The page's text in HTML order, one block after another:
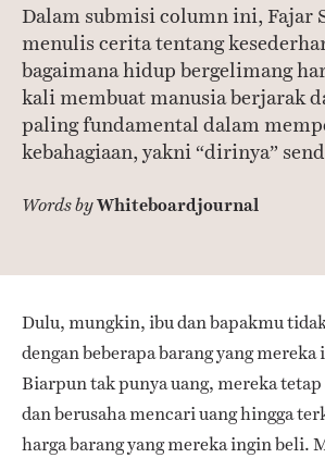
Dalam submisi column ini, Fajar
menulis cerita tentang
bagaimana hidup bergelimang
kali membuat manusia berjarak
paling fundamental dalam
kebahagiaan, yakni “dirinya”
Words byWhiteboardjournal
Dulu, mungkin, ibu dan bapakmu
dengan beberapa barang yang
Biarpun tak punya uang, mereka
dan berusaha mencari uang hingga
harga barang yang mereka ingin beli.